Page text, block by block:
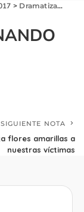
> Dramatizado “RETORNANDO AL CAMPO”.
SIGUIENTE NOTA
flores amarillas a
nuestras víctimas